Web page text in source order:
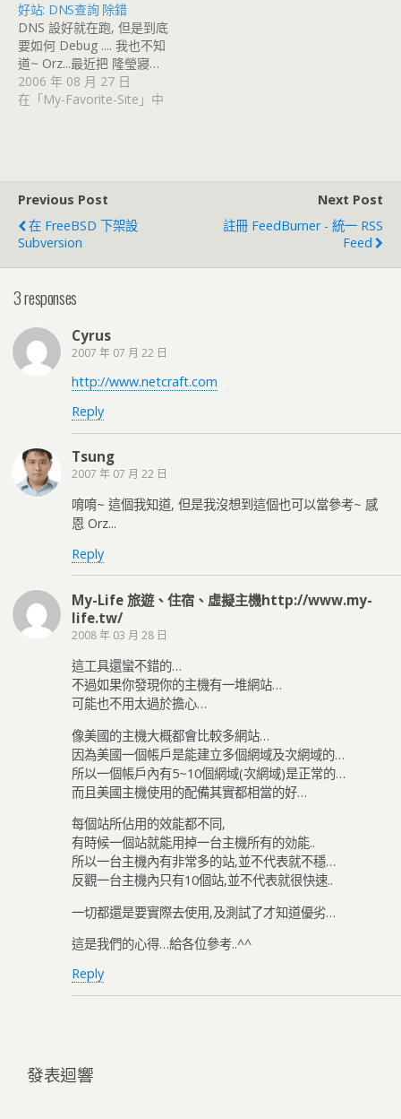
好站: DNS查詢 除錯
DNS 設好就在跑, 但是到底
要如何 Debug .... 我也不知
道~ Orz...最近把 隆瑩寢…
2006 年 08 月 27 日
在「My-Favorite-Site」中
Previous Post
在 FreeBSD 下架設
Subversion
Next Post
註冊 FeedBurner - 統一 RSS
Feed
3 responses
Cyrus
2007 年 07 月 22 日
http://www.netcraft.com
Reply
Tsung
2007 年 07 月 22 日
唷唷~ 這個我知道, 但是我沒想到這個也可以當參考~ 感
恩 Orz...
Reply
My-Life 旅遊、住宿、虛擬主機http://www.my-
life.tw/
2008 年 03 月 28 日
這工具還蠻不錯的…
不過如果你發現你的主機有一堆網站…
可能也不用太過於擔心…
像美國的主機大概都會比較多網站…
因為美國一個帳戶是能建立多個網域及次網域的…
所以一個帳戶內有5~10個網域(次網域)是正常的…
而且美國主機使用的配備其實都相當的好…
每個站所佔用的效能都不同,
有時候一個站就能用掉一台主機所有的効能..
所以一台主機內有非常多的站,並不代表就不穩…
反觀一台主機內只有10個站,並不代表就很快速..
一切都還是要實際去使用,及測試了才知道優劣…
這是我們的心得…給各位參考..^^
Reply
發表迴響